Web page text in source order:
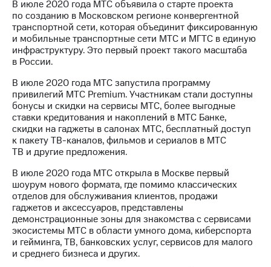
В июле 2020 года МТС объявила о старте проекта
по созданию в Московском регионе конвергентной
транспортной сети, которая объединит фиксированную
и мобильные транспортные сети МТС и МГТС в единую
инфраструктуру. Это первый проект такого масштаба
в России.
В июле 2020 года МТС запустила программу
привилегий МТС Premium. Участникам стали доступны
бонусы и скидки на сервисы МТС, более выгодные
ставки кредитования и накоплений в МТС Банке,
скидки на гаджеты в салонах МТС, бесплатный доступ
к пакету ТВ-каналов, фильмов и сериалов в МТС
ТВ и другие предложения.
В июле 2020 года МТС открыла в Москве первый
шоурум нового формата, где помимо классических
отделов для обслуживания клиентов, продажи
гаджетов и аксессуаров, представлены
демонстрационные зоны для знакомства с сервисами
экосистемы МТС в области умного дома, киберспорта
и гейминга, ТВ, банковских услуг, сервисов для малого
и среднего бизнеса и других.